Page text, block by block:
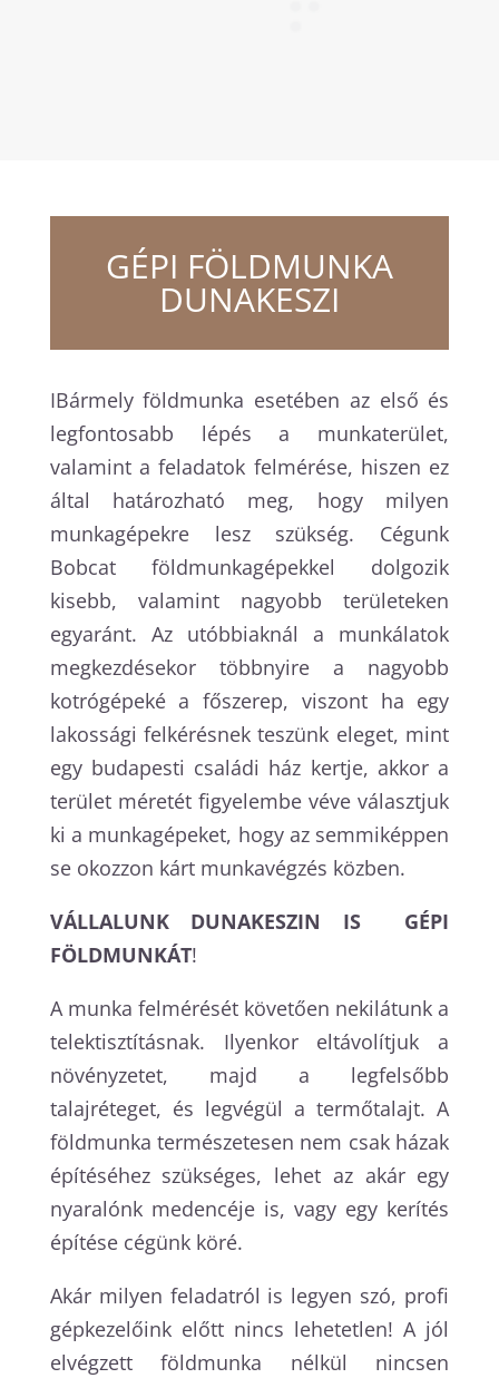
GÉPI FÖLDMUNKA
DUNAKESZI
IBármely földmunka esetében az első és
legfontosabb lépés a munkaterület,
valamint a feladatok felmérése, hiszen ez
által határozható meg, hogy milyen
munkagépekre lesz szükség. Cégunk
Bobcat földmunkagépekkel dolgozik
kisebb, valamint nagyobb területeken
egyaránt. Az utóbbiaknál a munkálatok
megkezdésekor többnyire a nagyobb
kotrógépeké a főszerep, viszont ha egy
lakossági felkérésnek teszünk eleget, mint
egy budapesti családi ház kertje, akkor a
terület méretét figyelembe véve választjuk
ki a munkagépeket, hogy az semmiképpen
se okozzon kárt munkavégzés közben.
VÁLLALUNK DUNAKESZIN
IS GÉPI
FÖLDMUNKÁT!
A munka felmérését követően nekilátunk a
telektisztításnak. Ilyenkor eltávolítjuk a
növényzetet, majd a legfelsőbb
talajréteget, és legvégül a termőtalajt. A
földmunka természetesen nem csak házak
építéséhez szükséges, lehet az akár egy
nyaralónk medencéje is, vagy egy kerítés
építése cégünk köré.
Akár milyen feladatról is legyen szó, profi
gépkezelőink előtt nincs lehetetlen! A jól
elvégzett földmunka nélkül nincsen